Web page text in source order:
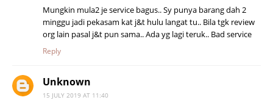
Mungkin mula2 je service bagus.. Sy punya barang dah 2
minggu jadi pekasam kat j&t hulu langat tu.. Bila tgk review
org lain pasal j&t pun sama.. Ada yg lagi teruk.. Bad service
Reply
Unknown
15 JULY 2019 AT 11:40